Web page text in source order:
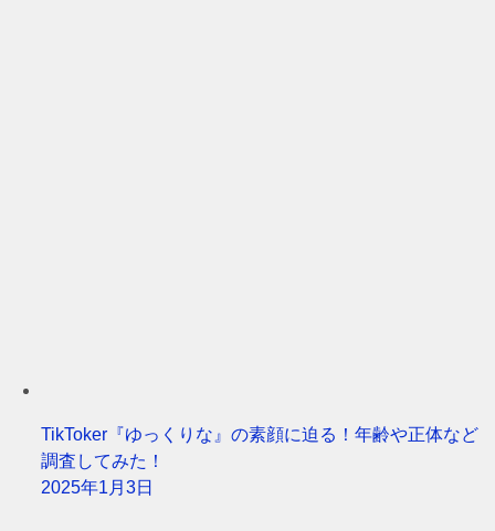
TikToker『ゆっくりな』の素顔に迫る！年齢や正体など
調査してみた！
2025年1月3日